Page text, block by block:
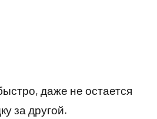
даже не остается
за другой.